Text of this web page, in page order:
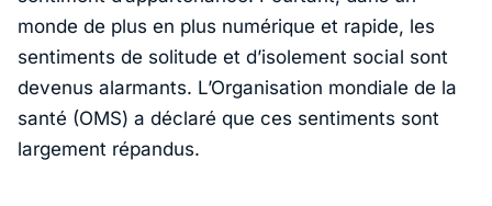
monde de plus en plus numérique et rapide, les
sentiments de solitude et d’isolement social sont
devenus alarmants. L’Organisation mondiale de la
santé (OMS) a déclaré que ces sentiments sont
largement répandus.